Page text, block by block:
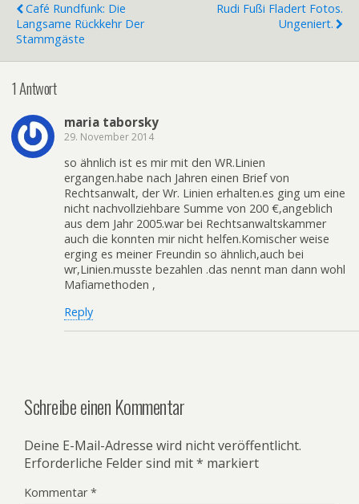
Café Rundfunk: Die
Langsame Rückkehr Der
Stammgäste
Rudi Fußi Fladert Fotos.
Ungeniert.
1 Antwort
maria taborsky
29. November 2014
so ähnlich ist es mir mit den WR.Linien
ergangen.habe nach Jahren einen Brief von
Rechtsanwalt, der Wr. Linien erhalten.es ging um eine
nicht nachvollziehbare Summe von 200 €,angeblich
aus dem Jahr 2005.war bei Rechtsanwaltskammer
auch die konnten mir nicht helfen.Komischer weise
erging es meiner Freundin so ähnlich,auch bei
wr,Linien.musste bezahlen .das nennt man dann wohl
Mafiamethoden ,
Reply
Schreibe einen Kommentar
Deine E-Mail-Adresse wird nicht veröffentlicht.
Erforderliche Felder sind mit* markiert
Kommentar*